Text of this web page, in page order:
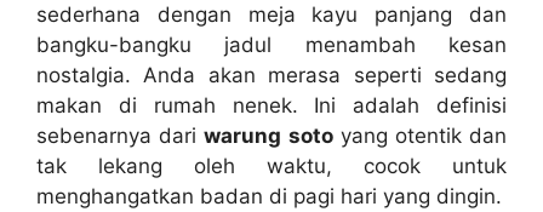
sederhana dengan meja kayu panjang dan
bangku-bangku jadul menambah kesan
nostalgia. Anda akan merasa seperti sedang
makan di rumah nenek. Ini adalah definisi
sebenarnya dariwarung sotoyang otentik dan
tak lekang oleh waktu, cocok untuk
menghangatkan badan di pagi hari yang dingin.